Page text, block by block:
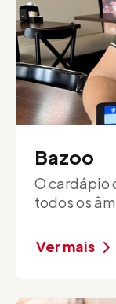
Bazoo
O cardápio
todos os
Ver mais